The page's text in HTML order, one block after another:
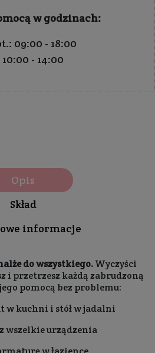
w godzinach:
09:00 - 18:00
10:00 - 14:00
Opis
Skład
informacje
do wszystkiego.Wyczyści
i przetrzesz każdą zabrudzoną
pomocą bez problemu:
w kuchni i stół w jadalni
wszelkie urządzenia